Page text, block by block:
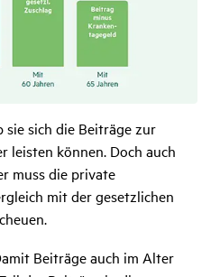
sie sich die Beiträge zur
leisten können. Doch auch
muss die private
mit der gesetzlichen
Beiträge auch im Alter